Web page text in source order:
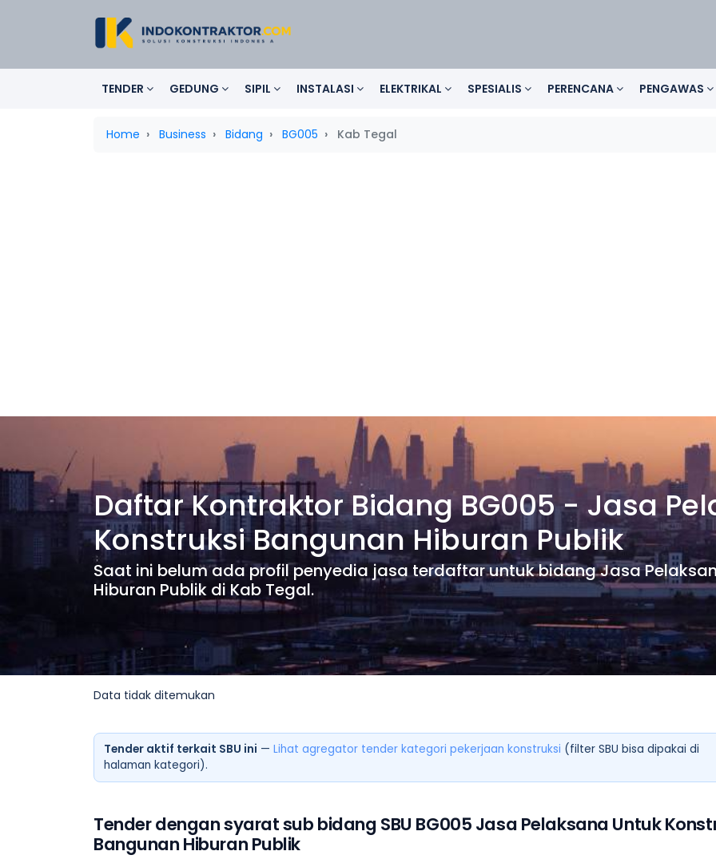
TENDER GEDUNG SIPIL INSTALASI ELEKTRIKAL SPESIALIS PERENCANA PENGAWAS
Home Business Bidang BG005 Kab Tegal
Daftar Kontraktor Bidang BG005 - Jasa
Konstruksi Bangunan Hiburan Publik
Saat ini belum ada profil penyedia jasa terdaftar untuk bidang Jasa
Hiburan Publik di Kab Tegal.
Data tidak ditemukan
Tender aktif terkait SBU ini — Lihat agregator tender kategori pekerjaan konstruksi (filter SBU bisa dipakai di
halaman kategori).
Tender dengan syarat sub bidang SBU BG005 Jasa Pelaksana Untuk
Bangunan Hiburan Publik